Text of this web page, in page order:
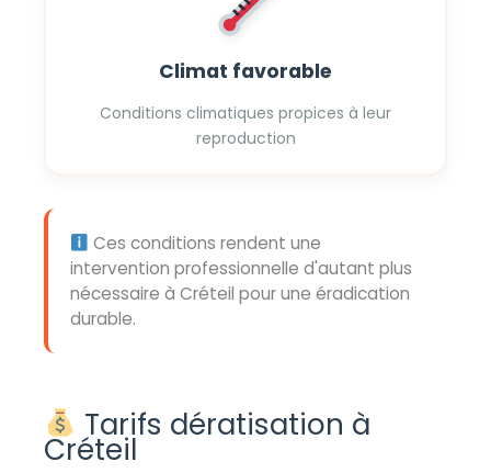
Climat favorable
Conditions climatiques propices à leur
reproduction
Ces conditions rendent une
intervention professionnelle d'autant plus
nécessaire à Créteil pour une éradication
durable.
Tarifs dératisation à
Créteil